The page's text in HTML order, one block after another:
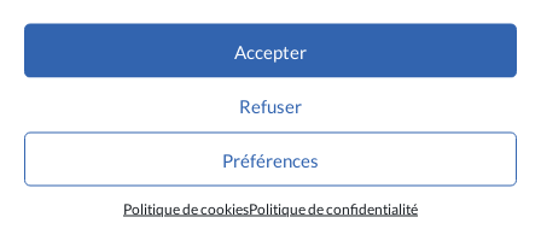
Accepter
Refuser
Préférences
Politique de cookiesPolitique de confidentialité